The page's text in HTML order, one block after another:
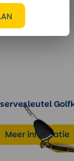
Meer informatie